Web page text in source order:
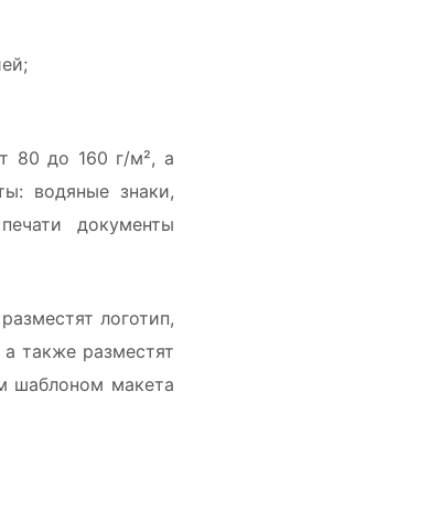
80 до 160 г/м², а
водяные знаки,
документы
логотип,
также разместят
шаблоном макета